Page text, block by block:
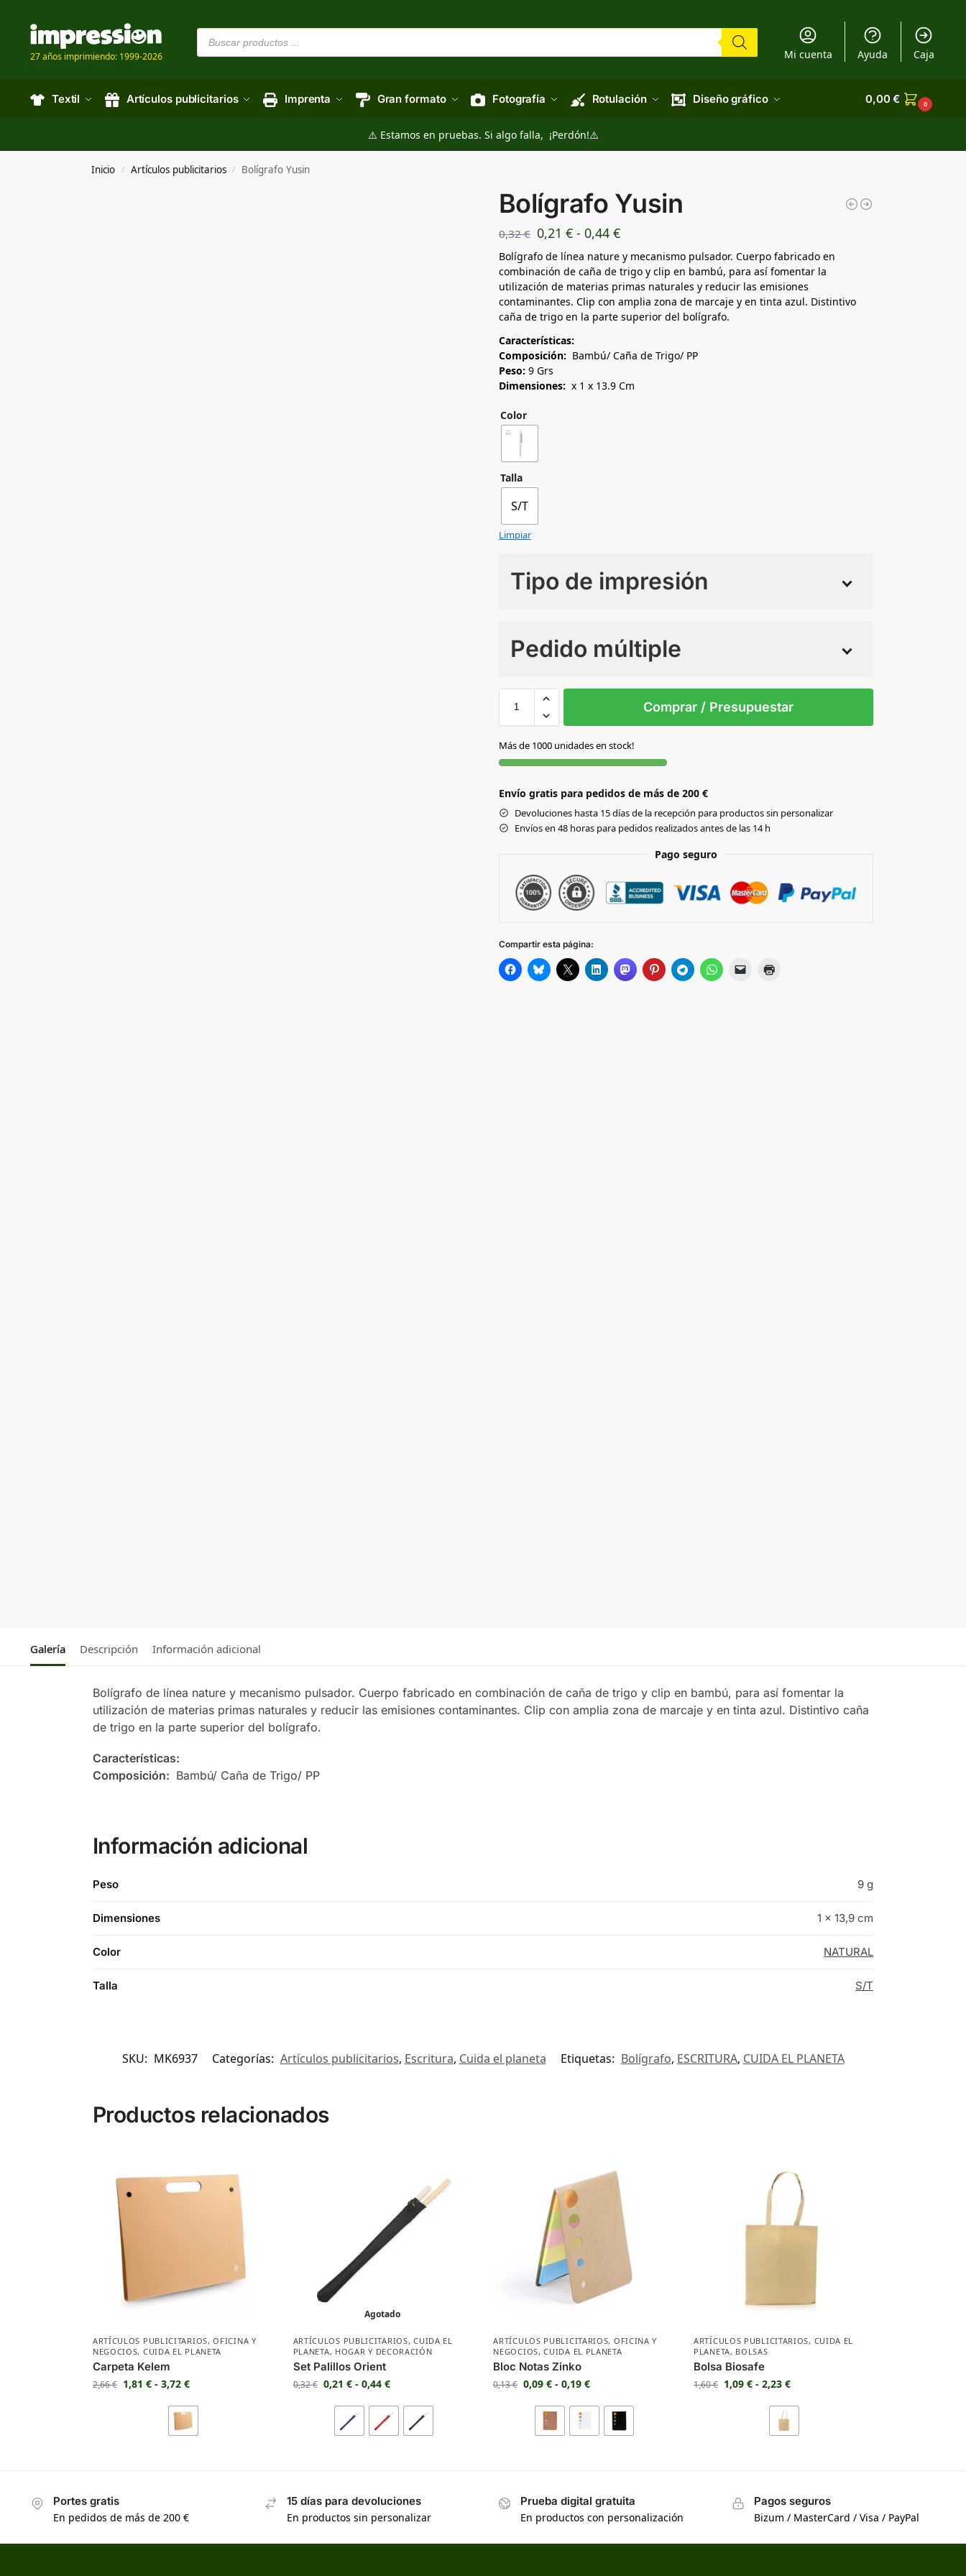
27 años imprimiendo: 1999-2026 Mi cuenta Ayuda Caja
Textil Artículos publicitarios Imprenta Gran formato Fotografía Rotulación Diseño gráfico 0,00€ 0
⚠️ Estamos en pruebas. Si algo falla, ¡Perdón!⚠️
Inicio / Artículos publicitarios / Bolígrafo Yusin
Bolígrafo Yusin
0,32€ 0,21 € - 0,44 €
Bolígrafo de línea nature y mecanismo pulsador. Cuerpo fabricado en
combinación de caña de trigo y clip en bambú, para así fomentar la
utilización de materias primas naturales y reducir las emisiones
contaminantes. Clip con amplia zona de marcaje y en tinta azul. Distintivo
caña de trigo en la parte superior del bolígrafo.
Características:
Composición: Bambú/ Caña de Trigo/ PP
Peso: 9 Grs
Dimensiones: x 1 x 13.9 Cm
Color
Talla
S/T
Limpiar
Tipo de impresión
Pedido múltiple
NATURAL
Comprar / Presupuestar
Más de 1000 unidades en stock!
Envío gratis para pedidos de más de 200 €
Devoluciones hasta 15 días de la recepción para productos sin personalizar
Envíos en 48 horas para pedidos realizados antes de las 14 h
Pago seguro
Compartir esta página:
Galería Descripción Información adicional
Bolígrafo de línea nature y mecanismo pulsador. Cuerpo fabricado en combinación de caña de trigo y clip en bambú, para así fomentar la
utilización de materias primas naturales y reducir las emisiones contaminantes. Clip con amplia zona de marcaje y en tinta azul. Distintivo caña
de trigo en la parte superior del bolígrafo.
Características:
Composición: Bambú/ Caña de Trigo/ PP
Información adicional
Peso 9 g
Dimensiones 1 × 13,9 cm
Color NATURAL
Talla S/T
SKU: MK6937 Categorías: Artículos publicitarios, Escritura, Cuida el planeta Etiquetas: Bolígrafo, ESCRITURA, CUIDA EL PLANETA
Productos relacionados
ARTÍCULOS PUBLICITARIOS,OFICINA Y
NEGOCIOS, CUIDA EL PLANETA
Carpeta Kelem
2,66€ 1,81 € - 3,72 €
Agotado
ARTÍCULOS PUBLICITARIOS,CUIDA EL
PLANETA, HOGAR Y DECORACIÓN
Set Palillos Orient
0,32€ 0,21 € - 0,44 €
ARTÍCULOS PUBLICITARIOS, OFICINA Y
NEGOCIOS,CUIDA EL PLANETA
Bloc Notas Zinko
0,13€ 0,09€ - 0,19€
ARTÍCULOS PUBLICITARIOS, CUIDA EL
PLANETA, BOLSAS
Bolsa Biosafe
1,60€ 1,09€ - 2,23€
Portes gratis
En pedidos de más de 200 €
15 días para devoluciones
En productos sin personalizar
Prueba digital gratuita
En productos con personalización
Pagos seguros
Bizum / MasterCard / Visa / PayPal